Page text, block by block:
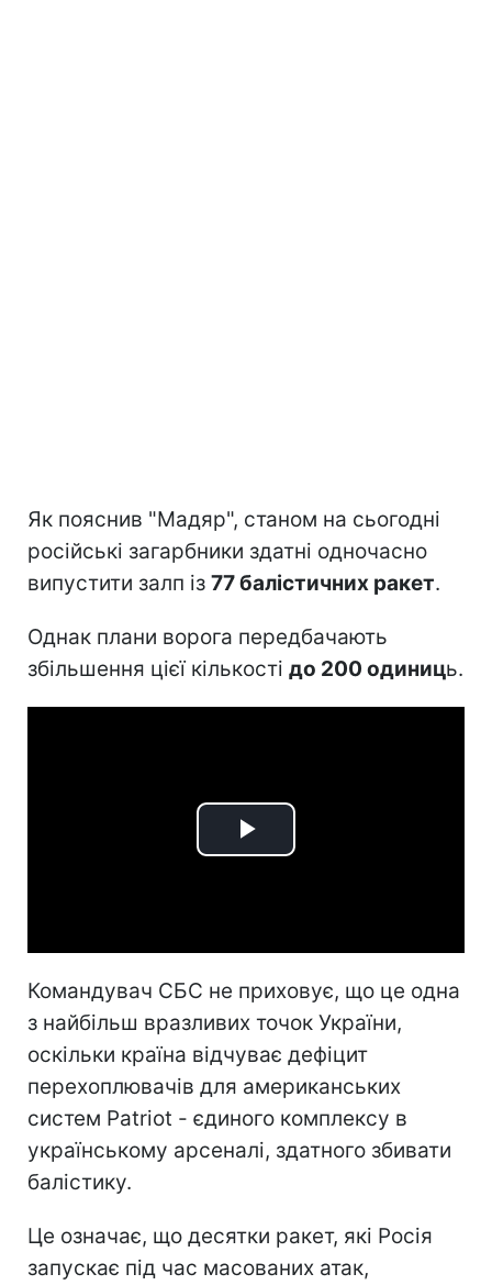
Як пояснив "Мадяр", станом на сьогодні
російські загарбники здатні одночасно
випустити залп із 77 балістичних ракет.
Однак плани ворога передбачають
збільшення цієї кількості до 200 одиниць.
Play
Командувач СБС не приховує, що це одна
з найбільш вразливих точок України,
оскільки країна відчуває дефіцит
перехоплювачів для американських
систем Patriot - єдиного комплексу в
українському арсеналі, здатного збивати
балістику.
Це означає, що десятки ракет, які Росія
запускає під час масованих атак,